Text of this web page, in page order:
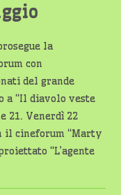
la
con
del grande
a “Il diavolo veste
21. Venerdì 22
il cineforum “Marty
“L’agente